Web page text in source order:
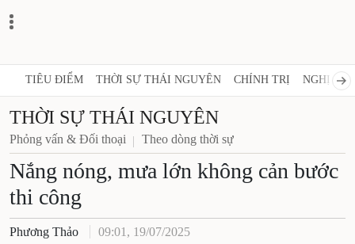
TIÊU ĐIỂM THỜI SỰ THÁI NGUYÊN CHÍNH TRỊ NGHỊ
THỜI SỰ THÁI NGUYÊN
Phỏng vấn & Đối thoại Theo dòng thời sự
Nắng nóng, mưa lớn không cản bước
thi công
Phương Thảo 09:01, 19/07/2025